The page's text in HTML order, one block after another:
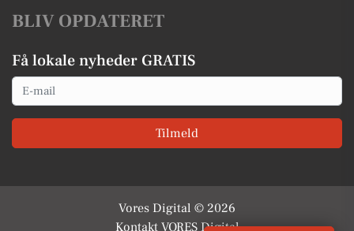
BLIV OPDATERET
Få lokale nyheder GRATIS
Email
Tilmeld
Vores Digital © 2026
Kontakt VORES Digital